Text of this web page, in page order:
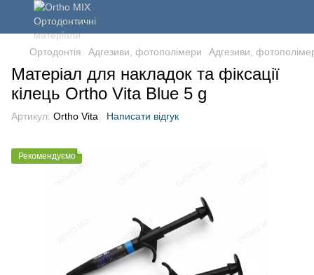
Ортодонтія Адгезиви, фотополімери Адгезиви,
Матеріал для накладок та фіксації
кілець Ortho Vita Blue 5 g
Артикул: Ortho Vita Написати відгук
Рекомендуємо